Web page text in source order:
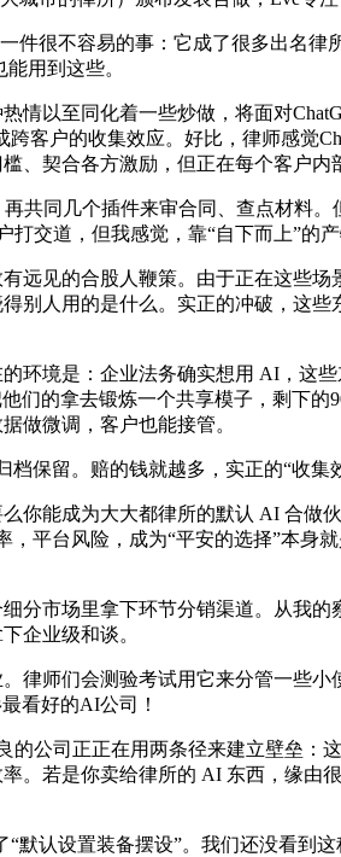
很不容易的事：它成了很多出名律
用到这些。
以至同化着一些炒做，将面对
客户的收集效应。好比，律师感觉
、契合各方激励，但正在每个客户内
同几个插件来审合同、查点材料。
交道，但我感觉，靠“自下而上”的产
见的合股人鞭策。由于正在这些场
别人用的是什么。实正的冲破，这
境是：企业法务确实想用 AI，这些
们的拿去锻炼一个共享模子，剩下
做微调，客户也能接管。
留。赔的钱就越多，实正的“收集
能成为大大都律所的默认 AI 合做
平台风险，成为“平安的选择”本身
市场里拿下环节分销渠道。从我的
企业级和谈。
师们会测验考试用它来分管一些小
看好的AI公司！
司正正在用两条径来建立壁垒：
。若是你卖给律所的 AI 东西，缘由
认设置装备摆设”。我们还没看到这